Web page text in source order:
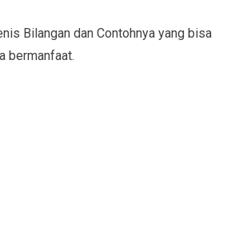
Bilangan dan Contohnya yang bisa
bermanfaat.